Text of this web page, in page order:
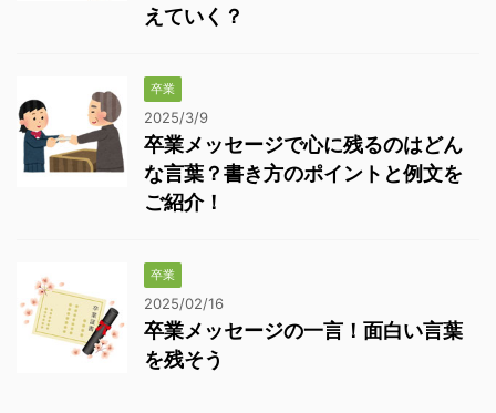
えていく？
卒業
2025/3/9
卒業メッセージで心に残るのはどん
な言葉？書き方のポイントと例文を
ご紹介！
卒業
2025/02/16
卒業メッセージの一言！面白い言葉
を残そう